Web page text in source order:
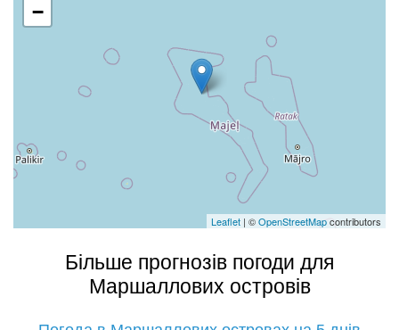
−
Leaflet | ©OpenStreetMapcontributors
Більше прогнозів погоди для
Маршаллових островів